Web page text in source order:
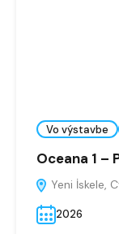
Vo výstavbe
Oceana 1 –
Yeni İskele,
2026